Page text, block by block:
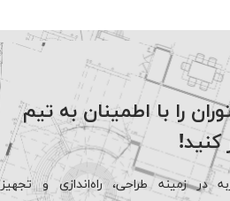
را با اطمینان به تیم
کنید!
در زمینه طراحی، راه‌اندازی و تجهیز